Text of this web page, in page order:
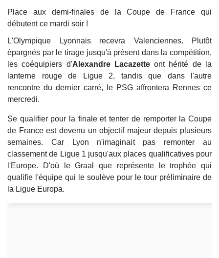
Place aux demi-finales de la Coupe de France qui
débutent ce mardi soir !
L'Olympique Lyonnais recevra Valenciennes. Plutôt
épargnés par le tirage jusqu'à présent dans la compétition,
les coéquipiers d'Alexandre Lacazetteont hérité de la
lanterne rouge de Ligue 2, tandis que dans l'autre
rencontre du dernier carré, le PSG affrontera Rennes ce
mercredi.
Se qualifier pour la finale et tenter de remporter la Coupe
de France est devenu un objectif majeur depuis plusieurs
semaines. Car Lyon n'imaginait pas remonter au
classement de Ligue 1 jusqu'aux places qualificatives pour
l'Europe. D'où le Graal que représente le trophée qui
qualifie l'équipe qui le soulève pour le tour préliminaire de
la Ligue Europa.